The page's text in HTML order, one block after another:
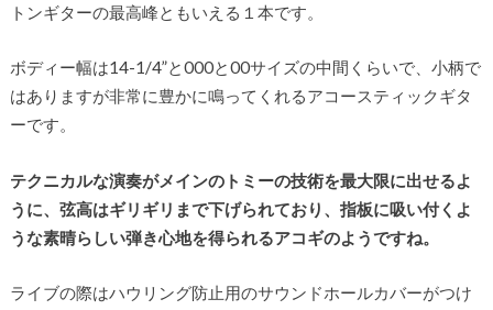
トンギターの最高峰ともいえる１本です。
ボディー幅は14-1/4”と000と00サイズの中間くらいで、小柄で
はありますが非常に豊かに鳴ってくれるアコースティックギタ
ーです。
テクニカルな演奏がメインのトミーの技術を最大限に出せるよ
うに、弦高はギリギリまで下げられており、指板に吸い付くよ
うな素晴らしい弾き心地を得られるアコギのようですね。
ライブの際はハウリング防止用のサウンドホールカバーがつけ